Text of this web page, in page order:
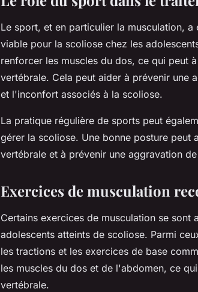
Le sport, et en particulier la musculation,
viable pour la scoliose chez les
renforcer les muscles du dos, ce qui peut
vertébrale. Cela peut aider à prévenir une
et l'inconfort associés à la scoliose.
La pratique régulière de sports peut
gérer la scoliose. Une bonne posture peut
vertébrale et à prévenir une aggravation
Exercices de musculation
Certains exercices de musculation se
adolescents atteints de scoliose. Parmi
les tractions et les exercices de base
les muscles du dos et de l'abdomen, ce
vertébrale.